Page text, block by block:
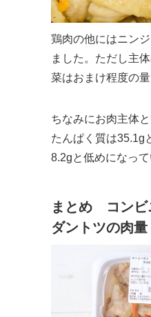
鶏肉の他にはニン
ました。ただし主
菜はおまけ程度の量
ちなみにお肉主体
たんぱく質は35.1g
8.2gと低めになって
まとめ コンビ
ダントツの肉量